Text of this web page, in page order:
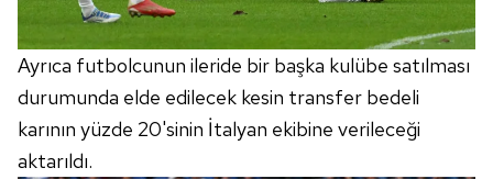
Ayrıca futbolcunun ileride bir başka kulübe satılması
durumunda elde edilecek kesin transfer bedeli
karının yüzde 20'sinin İtalyan ekibine verileceği
aktarıldı.